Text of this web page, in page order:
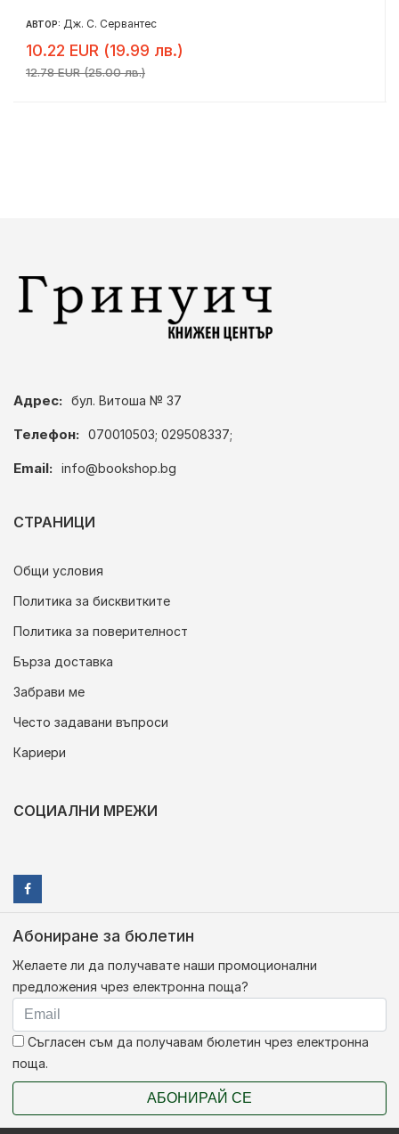
АВТОР: Дж. С. Сервантес
10.22 EUR (19.99 лв.)
12.78 EUR (25.00 лв.)
Адрес: бул. Витоша № 37
Телефон: 070010503; 029508337;
Email: info@bookshop.bg
СТРАНИЦИ
Общи условия
Политика за бисквитките
Политика за поверителност
Бърза доставка
Забрави ме
Често задавани въпроси
Кариери
СОЦИАЛНИ МРЕЖИ
Абониране за бюлетин
Желаете ли да получавате наши промоционални
предложения чрез електронна поща?
Съгласен съм да получавам бюлетин чрез електронна
поща.
АБОНИРАЙ СЕ